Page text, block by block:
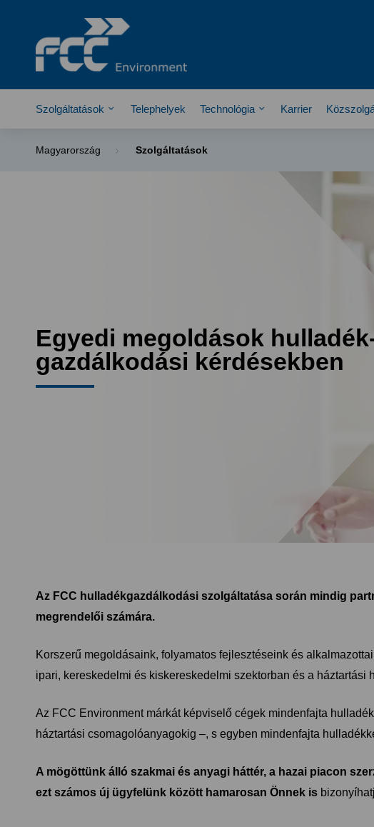
Szolgáltatások Telephelyek Technológia Karrier
Magyarország Szolgáltatások
Egyedi megoldások
gazdálkodási kérdésekben
Az FCC hulladékgazdálkodási szolgáltatása során mindig
megrendelői számára.
Korszerű megoldásaink, folyamatos fejlesztéseink és
ipari, kereskedelmi és kiskereskedelmi szektorban és a háztartási
Az FCC Environment márkát képviselő cégek mindenfajta
háztartási csomagolóanyagokig –, s egyben mindenfajta
A mögöttünk álló szakmai és anyagi háttér, a hazai piacon
ezt számos új ügyfelünk között hamarosan Önnek is